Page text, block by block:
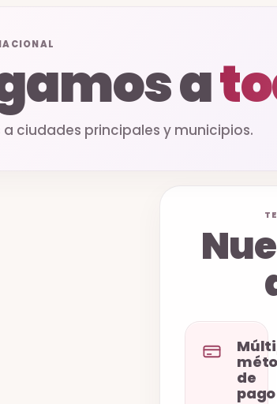
a
a ciudades principales y municipios.
de
pago